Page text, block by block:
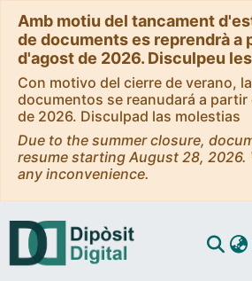
Amb motiu del tancament
de documents es reprendrà a
d'agost de 2026. Disculpeu
Con motivo del cierre de verano,
documentos se reanudará a
de 2026. Disculpad las molestias
Due to the summer closure,
resume starting August 28, 2026.
any inconvenience.